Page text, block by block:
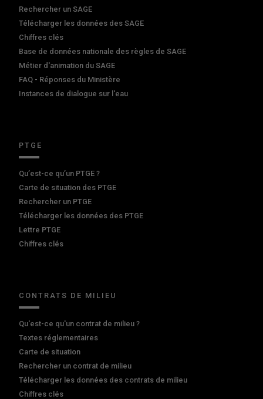
Rechercher un SAGE
Télécharger les données des SAGE
Chiffres clés
Base de données nationale des règles de SAGE
Métier d'animation du SAGE
FAQ - Réponses du Ministère
Instances de dialogue sur l'eau
PTGE
Qu’est-ce qu’un PTGE ?
Carte de situation des PTGE
Rechercher un PTGE
Télécharger les données des PTGE
Lettre PTGE
Chiffres clés
CONTRATS DE MILIEU
Qu'est-ce qu'un contrat de milieu ?
Textes réglementaires
Carte de situation
Rechercher un contrat de milieu
Télécharger les données des contrats de milieu
Chiffres clés